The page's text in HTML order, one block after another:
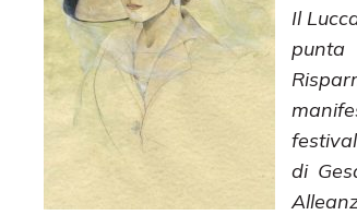
Il
punta
di